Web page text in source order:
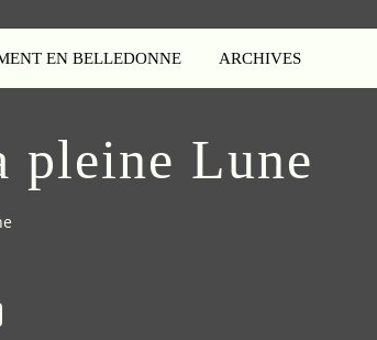
EN BELLEDONNE ARCHIVES
pleine Lune